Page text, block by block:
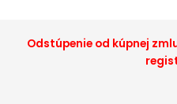
Odstúpenie od kúpnej